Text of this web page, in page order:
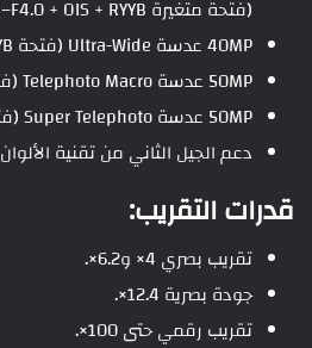
(فتحة متغيرة F1.4–F4.0 + OIS + RYYB).
40MP عدسة Ultra-Wide (فتحة F2.2، RYYB).
50MP عدسة Telephoto Macro (فتحة F2.1 + OIS + RYYB).
50MP عدسة Super Telephoto (فتحة F3.2 + OIS + RYYB).
دعم الجيل الثاني من تقنية الألوان Red Maple TrueColor.
قدرات التقريب:
تقريب بصري 4× و6.2×.
جودة بصرية 12.4×.
تقريب رقمي حتى 100×.